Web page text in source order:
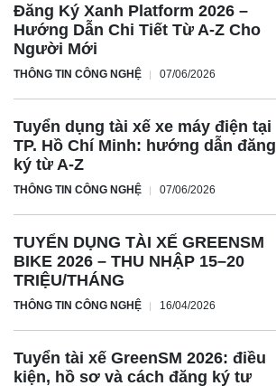
Đăng Ký Xanh Platform 2026 –
Hướng Dẫn Chi Tiết Từ A-Z Cho
Người Mới
THÔNG TIN CÔNG NGHỆ 07/06/2026
Tuyển dụng tài xế xe máy điện tại
TP. Hồ Chí Minh: hướng dẫn đăng
ký từ A-Z
THÔNG TIN CÔNG NGHỆ 07/06/2026
TUYỂN DỤNG TÀI XẾ GREENSM
BIKE 2026 – THU NHẬP 15–20
TRIỆU/THÁNG
THÔNG TIN CÔNG NGHỆ 16/04/2026
Tuyển tài xế GreenSM 2026: điều
kiện, hồ sơ và cách đăng ký tư